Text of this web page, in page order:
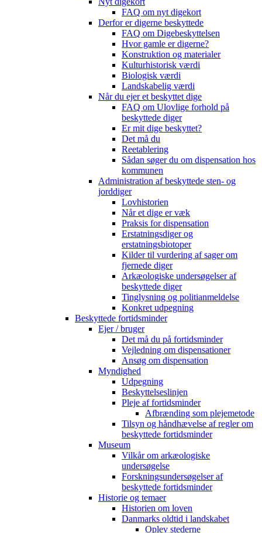
FAQ om nyt digekort
Derfor er digerne beskyttede
FAQ om Digebeskyttelsen
Hvor gamle er digerne?
Konstruktion og materialer
Kulturhistorisk værdi
Biologisk værdi
Landskabelig værdi
Når du ejer et beskyttet dige
FAQ om Ulovlige forhold på
beskyttede diger
Er mit dige beskyttet?
Det må du
Reetablering
Sådan søger du om dispensation hos
kommunen
Administration af beskyttede sten- og
jorddiger
Lovhistorien
Når et dige er væk
Praksis for dispensation
Erstatningsdiger og
erstatningsbiotoper
Kilder til vurdering af sager om
fjernede diger
Arkæologiske undersøgelser af
beskyttede diger
Tinglysning og politianmeldelse
Konkret udpegning
Beskyttede fortidsminder
Ejer / bruger
Det må du på fortidsminder
Vejledning om dispensationer
Ansøg om dispensation
Myndighed
Udpegning
Beskyttelseslinjen
Pleje af fortidsminder
Afbrænding som plejemetode
Tilsyn og håndhævelse af regler om
beskyttede fortidsminder
Museum
Vilkår om arkæologiske
undersøgelse
Forskningsundersøgelser af
beskyttede fortidsminder
Historie og temaer
Historien om loven
Danmarks oldtid i landskabet
Oplev stederne